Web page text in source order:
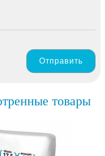
Отправить
товары